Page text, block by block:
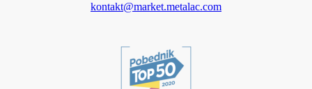
kontakt@market.metalac.com